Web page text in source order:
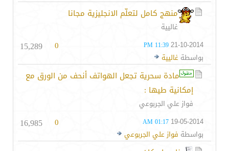
منهج كامل لتعلّم الانجليزية مجانا
غاليية
21-10-2014
11:39 PM
بواسطة غاليية
0
15,289
مادة سحرية تجعل الهواتف أنحف من الورق مع
إمكانية طيها :
فواز علي الجربوعي
19-05-2014
01:17 AM
بواسطة فواز علي الجربوعي
0
16,985